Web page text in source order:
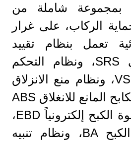
بمجموعة شاملة من
الركاب، على غرار
تعمل بنظام تقييد
الحركة التكميلي SRS، ونظام التحكم
بثبات المركبة VSC، ونظام منع الانزلاق
TRC، ونظام المكابح المانع للانغلاق ABS
مع نظام توزيع قوة الكبح إلكترونياً EBD،
ونظام مساعد الكبح BA، ونظام تنبيه